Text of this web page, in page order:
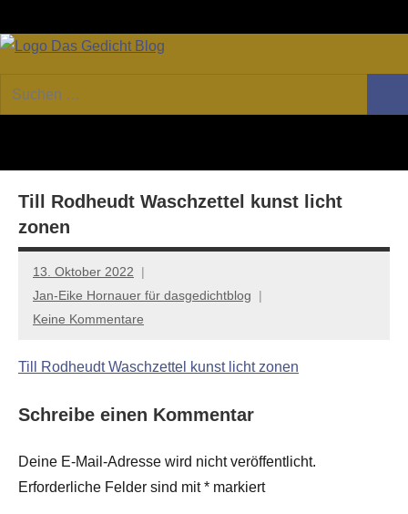
Inhalt
GEDICHT
Forum
von
Lyrik,
Essay
Suchen
nach:
Till Rodheudt Waschzettel kunst licht
zonen
13. Oktober 2022
Jan-Eike Hornauer für dasgedichtblog
Keine Kommentare
Till Rodheudt Waschzettel kunst licht zonen
Schreibe einen Kommentar
Deine E-Mail-Adresse wird nicht veröffentlicht.
Erforderliche Felder sind mit* markiert